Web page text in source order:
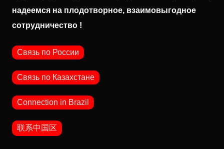
надеемся на плодотворное, взаимовыгодное
сотрудничество !
Связь по России
Связь по Казахстане
Connection in Brazil
联系中国区